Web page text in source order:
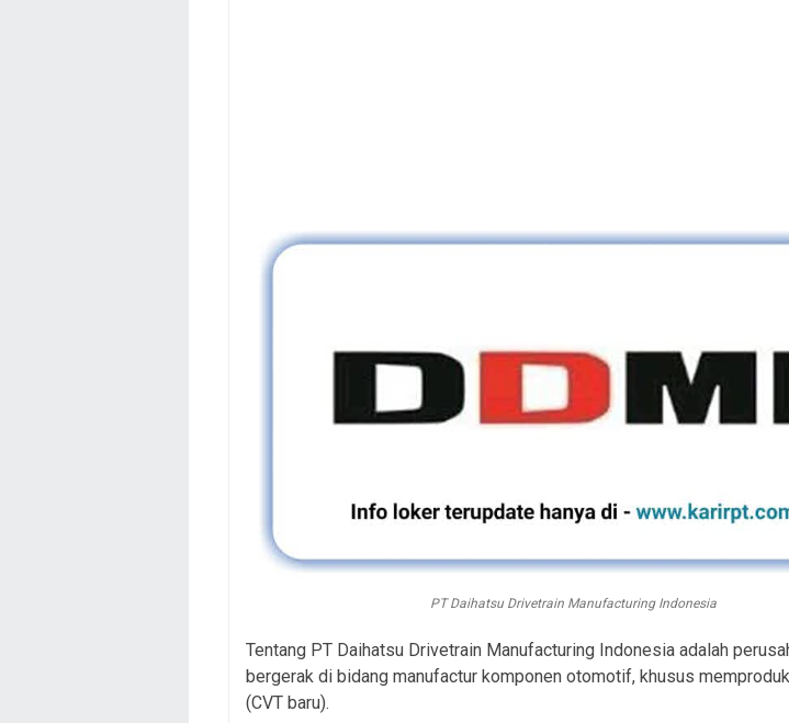
PT Daihatsu Drivetrain Manufacturing Indonesia
Tentang PT Daihatsu Drivetrain Manufacturing Indonesia adalah
bergerak di bidang manufactur komponen otomotif, khusus
(CVT baru).